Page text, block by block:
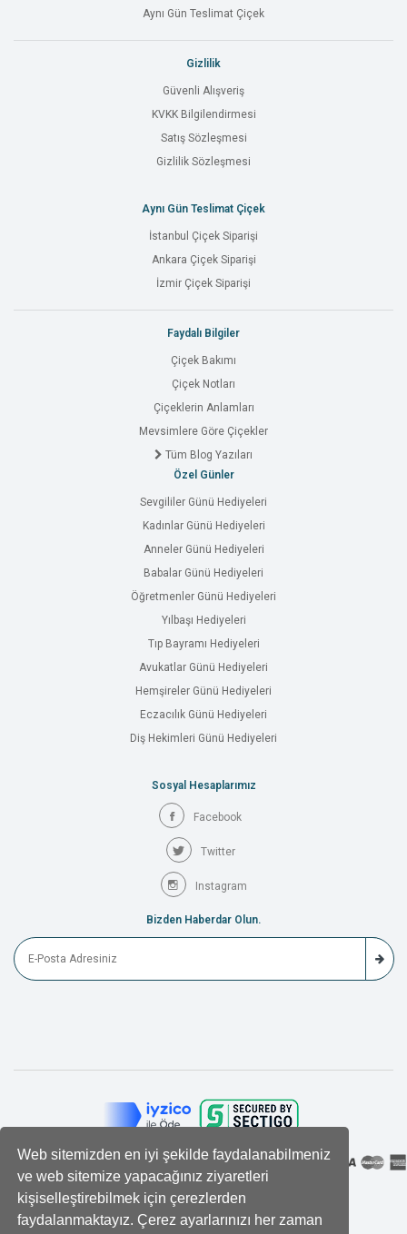
Web sitemizden en iyi şekilde faydalanabilmeniz
ve web sitemize yapacağınız ziyaretleri
kişiselleştirebilmek için çerezlerden
faydalanmaktayız. Çerez ayarlarınızı her zaman
Aynı Gün Teslimat Çiçek
Gizlilik
Güvenli Alışveriş
KVKK Bilgilendirmesi
Satış Sözleşmesi
Gizlilik Sözleşmesi
Aynı Gün Teslimat Çiçek
İstanbul Çiçek Siparişi
Ankara Çiçek Siparişi
İzmir Çiçek Siparişi
Faydalı Bilgiler
Çiçek Bakımı
Çiçek Notları
Çiçeklerin Anlamları
Mevsimlere Göre Çiçekler
Tüm Blog Yazıları
Özel Günler
Sevgililer Günü Hediyeleri
Kadınlar Günü Hediyeleri
Anneler Günü Hediyeleri
Babalar Günü Hediyeleri
Öğretmenler Günü Hediyeleri
Yılbaşı Hediyeleri
Tıp Bayramı Hediyeleri
Avukatlar Günü Hediyeleri
Hemşireler Günü Hediyeleri
Eczacılık Günü Hediyeleri
Diş Hekimleri Günü Hediyeleri
Sosyal Hesaplarımız
Facebook
Twitter
Instagram
Bizden Haberdar Olun.